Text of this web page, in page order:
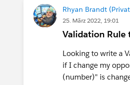
Rhyan Brandt
25. März 2022, 19:01
Validation Rule
Looking to write a
if I change my
(number)" is